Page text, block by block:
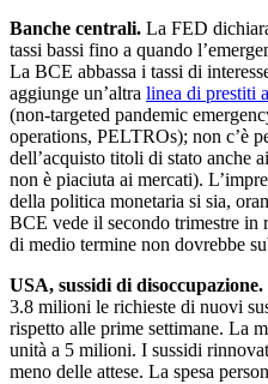
Banche centrali. La FED
tassi bassi fino a quando
La BCE abbassa i tassi di
aggiunge un’altra linea di prestiti
(non-targeted pandemic
operations, PELTROs); non c’è
dell’acquisto titoli di stato anche
non è piaciuta ai mercati).
della politica monetaria si sia,
BCE vede il secondo trimestre in
di medio termine non dovrebbe
USA, sussidi di disoccupazione.
3.8 milioni le richieste di nuovi
rispetto alle prime settimane. La
unità a 5 milioni. I sussidi
meno delle attese. La spesa